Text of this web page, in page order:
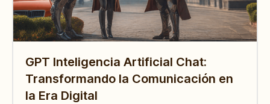
GPT Inteligencia Artificial Chat:
Transformando la Comunicación en
la Era Digital